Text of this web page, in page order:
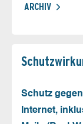
ARCHIV
Schutz
Internet,